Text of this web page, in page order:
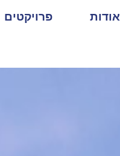
אודות פרויקטים